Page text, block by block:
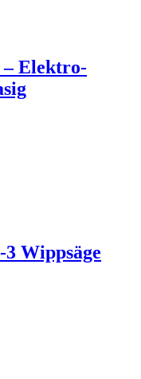
Elektro-
Wippsäge